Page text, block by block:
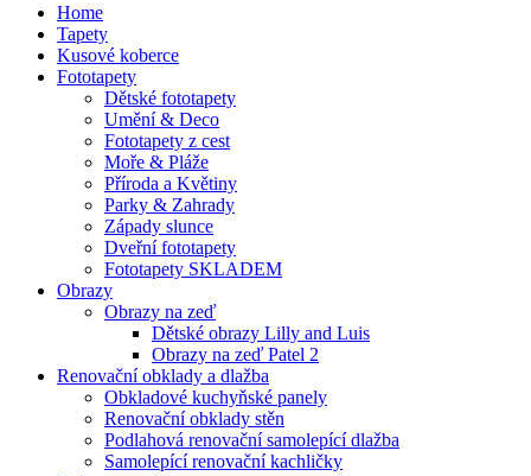
Home
Tapety
Kusové koberce
Fototapety
Dětské fototapety
Umění & Deco
Fototapety z cest
Moře & Pláže
Příroda a Květiny
Parky & Zahrady
Západy slunce
Dveřní fototapety
Fototapety SKLADEM
Obrazy
Obrazy na zeď
Dětské obrazy Lilly and Luis
Obrazy na zeď Patel 2
Renovační obklady a dlažba
Obkladové kuchyňské panely
Renovační obklady stěn
Podlahová renovační samolepící dlažba
Samolepící renovační kachličky